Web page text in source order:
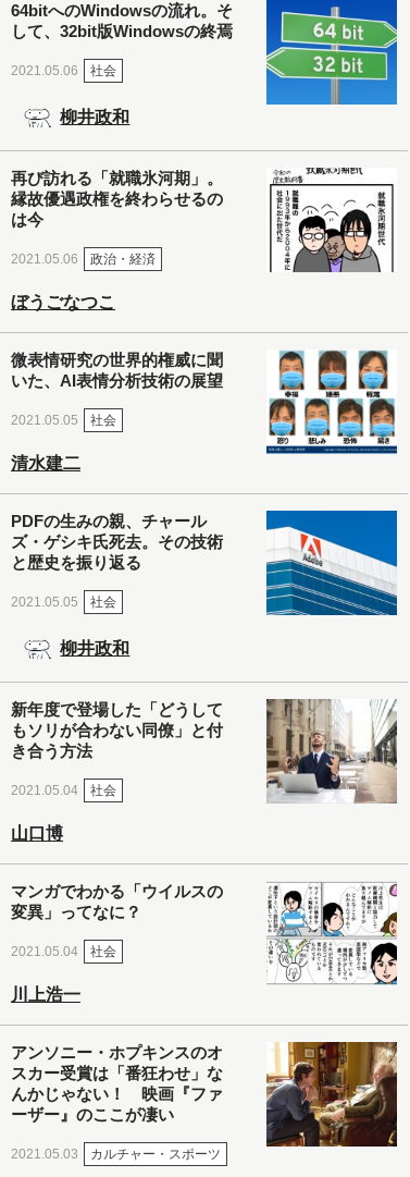
64bitへのWindowsの流れ。そ
して、32bit版Windowsの終焉
2021.05.06 社会
柳井政和
再び訪れる「就職氷河期」。
縁故優遇政権を終わらせるの
は今
2021.05.06 政治・経済
ぼうごなつこ
微表情研究の世界的権威に聞
いた、AI表情分析技術の展望
2021.05.05 社会
清水建二
PDFの生みの親、チャール
ズ・ゲシキ氏死去。その技術
と歴史を振り返る
2021.05.05 社会
柳井政和
新年度で登場した「どうして
もソリが合わない同僚」と付
き合う方法
2021.05.04 社会
山口博
マンガでわかる「ウイルスの
変異」ってなに？
2021.05.04 社会
川上浩一
アンソニー・ホプキンスのオ
スカー受賞は「番狂わせ」な
んかじゃない！ 映画『ファ
ーザー』のここが凄い
2021.05.03 カルチャー・スポーツ